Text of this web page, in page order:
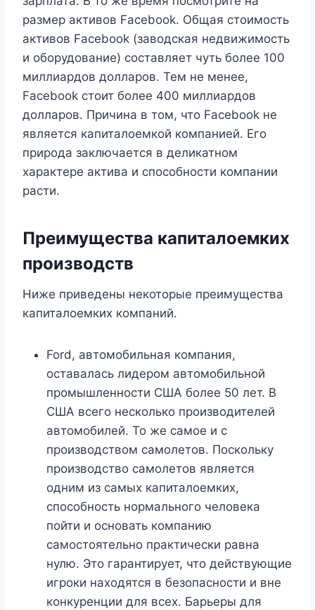
размер активов Facebook. Общая стоимость
активов Facebook (заводская недвижимость
и оборудование) составляет чуть более 100
миллиардов долларов. Тем не менее,
Facebook стоит более 400 миллиардов
долларов. Причина в том, что Facebook не
является капиталоемкой компанией. Его
природа заключается в деликатном
характере актива и способности компании
расти.
Преимущества капиталоемких
производств
Ниже приведены некоторые преимущества
капиталоемких компаний.
Ford, автомобильная компания,
оставалась лидером автомобильной
промышленности США более 50 лет. В
США всего несколько производителей
автомобилей. То же самое и с
производством самолетов. Поскольку
производство самолетов является
одним из самых капиталоемких,
способность нормального человека
пойти и основать компанию
самостоятельно практически равна
нулю. Это гарантирует, что действующие
игроки находятся в безопасности и вне
конкуренции для всех. Барьеры для